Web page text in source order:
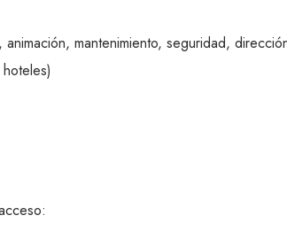
mantenimiento, seguridad,